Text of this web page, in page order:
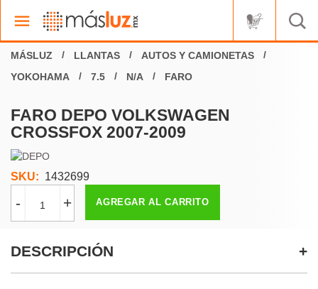
LLANTAS
AUTOS Y CAMIONETAS
YOKOHAMA
7.5 N/A FARO
FARO DEPO VOLKSWAGEN
CROSSFOX 2007-2009
SKU: 1432699
- + AGREGAR AL CARRITO
DESCRIPCIÓN